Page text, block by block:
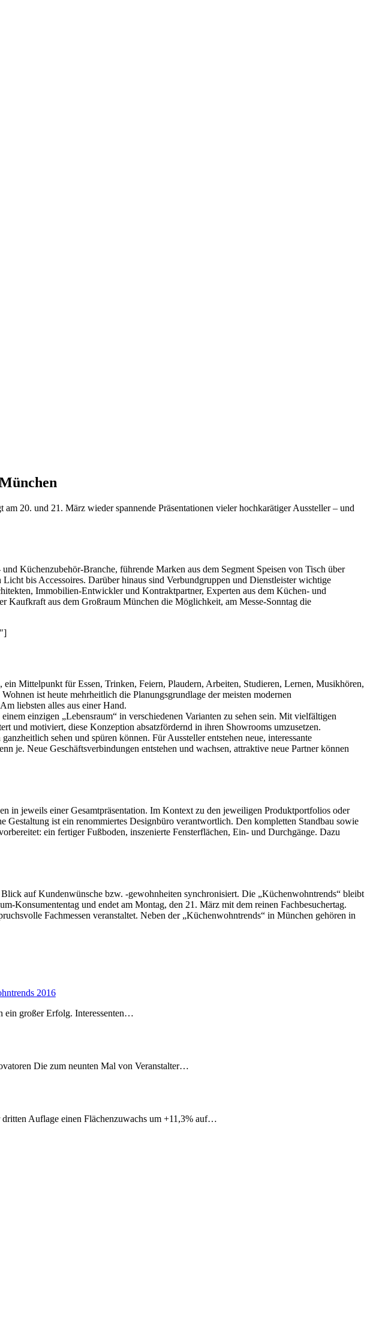
20. und 21. März wieder spannende Präsentationen vieler hochkarätiger Aussteller – und
Küchenzubehör-Branche, führende Marken aus dem Segment Speisen von Tisch über
bis Accessoires. Darüber hinaus sind Verbundgruppen und Dienstleister wichtige
Immobilien-Entwickler und Kontraktpartner, Experten aus dem Küchen- und
Kaufkraft aus dem Großraum München die Möglichkeit, am Messe-Sonntag die
Mittelpunkt für Essen, Trinken, Feiern, Plaudern, Arbeiten, Studieren, Lernen, Musikhören,
ist heute mehrheitlich die Planungsgrundlage der meisten modernen
liebsten alles aus einer Hand.
einzigen „Lebensraum“ in verschiedenen Varianten zu sehen sein. Mit vielfältigen
und motiviert, diese Konzeption absatzfördernd in ihren Showrooms umzusetzen.
sehen und spüren können. Für Aussteller entstehen neue, interessante
je. Neue Geschäftsverbindungen entstehen und wachsen, attraktive neue Partner können
in jeweils einer Gesamtpräsentation. Im Kontext zu den jeweiligen Produktportfolios oder
Gestaltung ist ein renommiertes Designbüro verantwortlich. Den kompletten Standbau sowie
ein fertiger Fußboden, inszenierte Fensterflächen, Ein- und Durchgänge. Dazu
auf Kundenwünsche bzw. -gewohnheiten synchronisiert. Die „Küchenwohntrends“ bleibt
Konsumententag und endet am Montag, den 21. März mit dem reinen Fachbesuchertag.
Fachmessen veranstaltet. Neben der „Küchenwohntrends“ in München gehören in
2016
ein großer Erfolg. Interessenten…
Die zum neunten Mal von Veranstalter…
dritten Auflage einen Flächenzuwachs um +11,3% auf…